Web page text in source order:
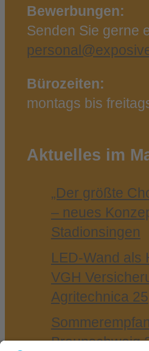
Bewerbungen:
Senden Sie gerne
Bürozeiten:
montags bis
Aktuelles im
„Der größ­te
– neu­es
Stadionsingen
LED-​Wand als
VGH
Agri­tech­ni­ca 25
Braun­schweig